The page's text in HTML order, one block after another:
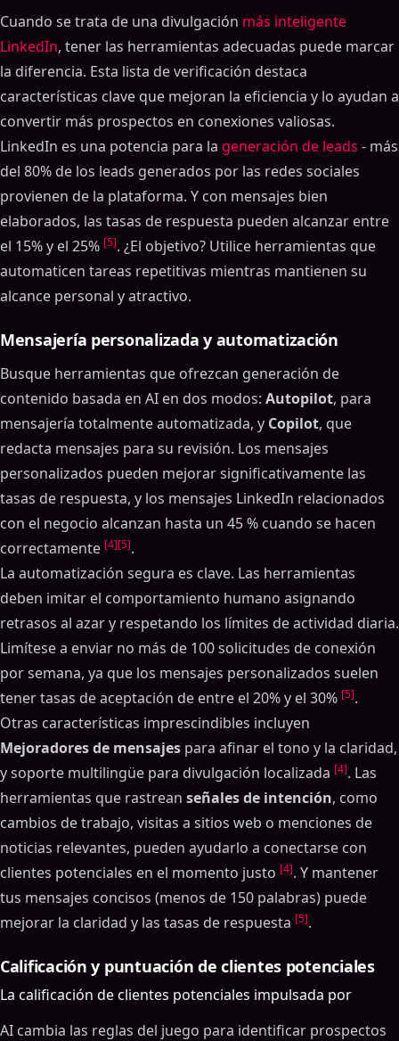
Cuando se trata de una divulgación más inteligente
LinkedIn, tener las herramientas adecuadas puede marcar
la diferencia. Esta lista de verificación destaca
características clave que mejoran la eficiencia y lo ayudan a
convertir más prospectos en conexiones valiosas.
LinkedIn es una potencia para la generación de leads - más
del 80% de los leads generados por las redes sociales
provienen de la plataforma. Y con mensajes bien
elaborados, las tasas de respuesta pueden alcanzar entre
el 15% y el 25% [5]. ¿El objetivo? Utilice herramientas que
automaticen tareas repetitivas mientras mantienen su
alcance personal y atractivo.
Mensajería personalizada y automatización
Busque herramientas que ofrezcan generación de
contenido basada en AI en dos modos: Autopilot, para
mensajería totalmente automatizada, y Copilot, que
redacta mensajes para su revisión. Los mensajes
personalizados pueden mejorar significativamente las
tasas de respuesta, y los mensajes LinkedIn relacionados
con el negocio alcanzan hasta un 45 % cuando se hacen
correctamente [4][5].
La automatización segura es clave. Las herramientas
deben imitar el comportamiento humano asignando
retrasos al azar y respetando los límites de actividad diaria.
Limítese a enviar no más de 100 solicitudes de conexión
por semana, ya que los mensajes personalizados suelen
tener tasas de aceptación de entre el 20% y el 30% [5].
Otras características imprescindibles incluyen
Mejoradores de mensajes para afinar el tono y la claridad,
y soporte multilingüe para divulgación localizada [4]. Las
herramientas que rastrean señales de intención, como
cambios de trabajo, visitas a sitios web o menciones de
noticias relevantes, pueden ayudarlo a conectarse con
clientes potenciales en el momento justo [4]. Y mantener
tus mensajes concisos (menos de 150 palabras) puede
mejorar la claridad y las tasas de respuesta [5].
Calificación y puntuación de clientes potenciales
La calificación de clientes potenciales impulsada por
AI cambia las reglas del juego para identificar prospectos